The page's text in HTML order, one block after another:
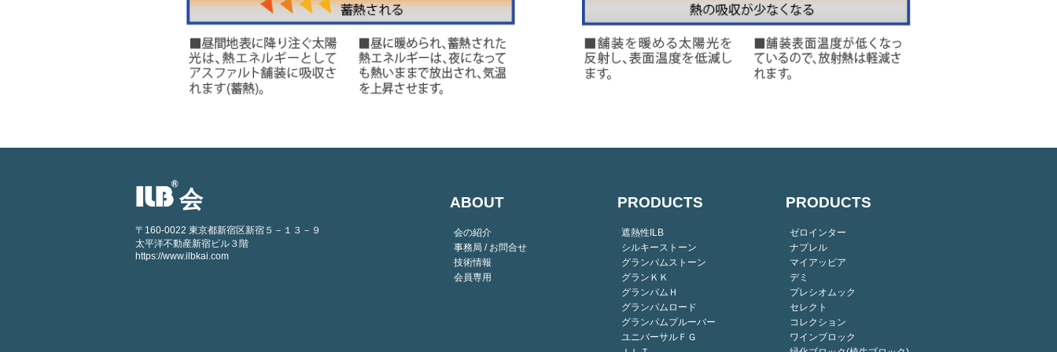
会
〒160-0022 東京都新宿区新宿５－１３－９
太平洋不動産新宿ビル３階
https://www.ilbkai.com
ABOUT
会の紹介
事務局 / お問合せ
技術情報
会員専用
PRODUCTS
遮熱性ILB
シルキーストーン
グランパムストーン
グランＫＫ
グランパムＨ
グランパムロード
グランパムプルーバー
ユニバーサルＦＧ
PRODUCTS
ゼロインター
ナプレル
マイアッピア
デミ
プレシオムック
セレクト
コレクション
ワインブロック